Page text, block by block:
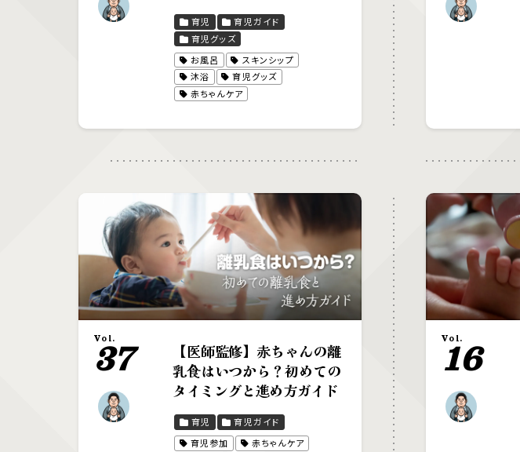
育児
育児ガイド
育児グッズ
お風呂
スキンシップ
沐浴
育児グッズ
赤ちゃんケア
【医師監修】赤ちゃんの離
乳食はいつから？初めての
タイミングと進め方ガイド
Vol.
37
育児
育児ガイド
育児参加
赤ちゃんケア
Vol.
16